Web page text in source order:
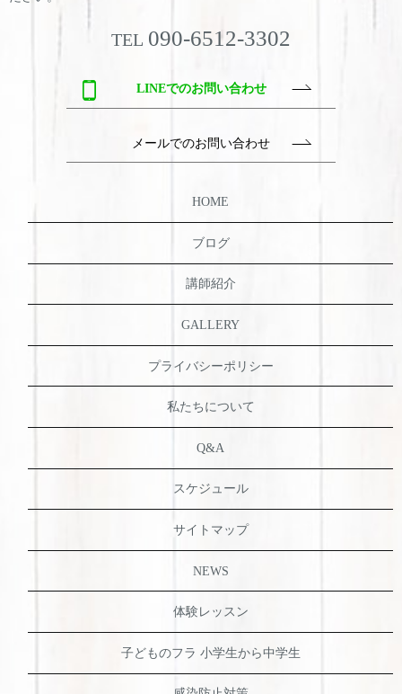
TEL 090-6512-3302
LINEでのお問い合わせ
メールでのお問い合わせ
HOME
ブログ
講師紹介
GALLERY
プライバシーポリシー
私たちについて
Q&A
スケジュール
サイトマップ
NEWS
体験レッスン
子どものフラ 小学生から中学生